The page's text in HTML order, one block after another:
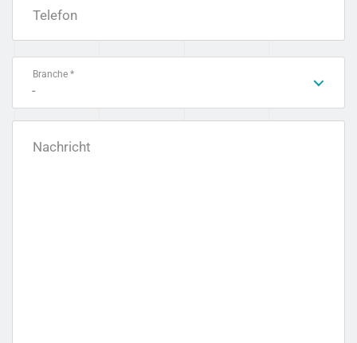
Telefon
Branche *
-
Nachricht